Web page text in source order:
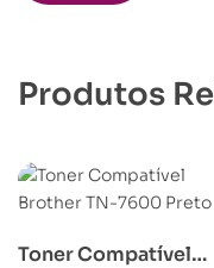
Produtos
Toner Compatível